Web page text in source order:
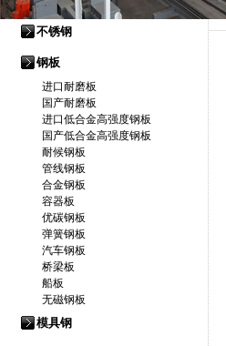
不锈钢
钢板
进口耐磨板
国产耐磨板
进口低合金高强度钢板
国产低合金高强度钢板
耐候钢板
管线钢板
合金钢板
容器板
优碳钢板
弹簧钢板
汽车钢板
桥梁板
船板
无磁钢板
模具钢